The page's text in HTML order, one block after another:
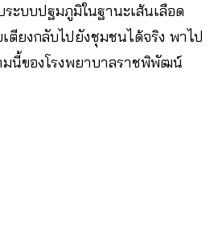
ระบบปฐมภูมิในฐานะเส้นเลือด
ตียงกลับไปยังชุมชนได้จริง พาไป
นี้ของโรงพยาบาลราชพิพัฒน์